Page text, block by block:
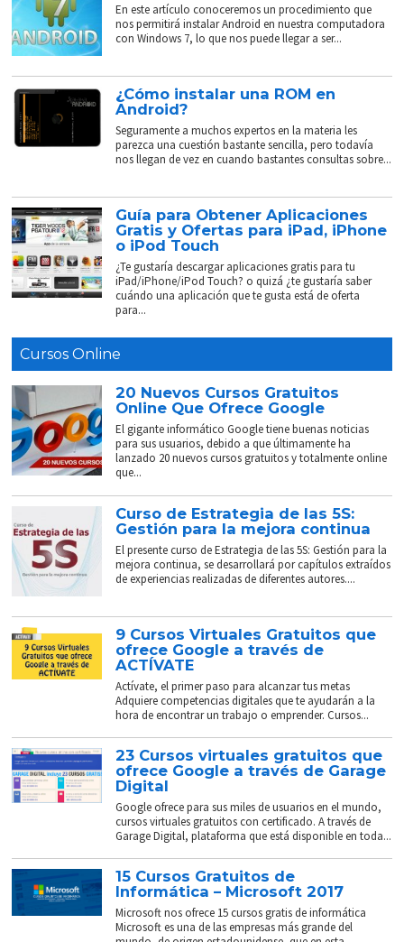
En este artículo conoceremos un procedimiento que
nos permitirá instalar Android en nuestra computadora
con Windows 7, lo que nos puede llegar a ser...
¿Cómo instalar una ROM en
Android?
Seguramente a muchos expertos en la materia les
parezca una cuestión bastante sencilla, pero todavía
nos llegan de vez en cuando bastantes consultas sobre...
Guía para Obtener Aplicaciones
Gratis y Ofertas para iPad, iPhone
o iPod Touch
¿Te gustaría descargar aplicaciones gratis para tu
iPad/iPhone/iPod Touch? o quizá ¿te gustaría saber
cuándo una aplicación que te gusta está de oferta
para...
Cursos Online
20 Nuevos Cursos Gratuitos
Online Que Ofrece Google
El gigante informático Google tiene buenas noticias
para sus usuarios, debido a que últimamente ha
lanzado 20 nuevos cursos gratuitos y totalmente online
que...
Curso de Estrategia de las 5S:
Gestión para la mejora continua
El presente curso de Estrategia de las 5S: Gestión para la
mejora continua, se desarrollará por capítulos extraídos
de experiencias realizadas de diferentes autores....
9 Cursos Virtuales Gratuitos que
ofrece Google a través de
ACTÍVATE
Actívate, el primer paso para alcanzar tus metas
Adquiere competencias digitales que te ayudarán a la
hora de encontrar un trabajo o emprender. Cursos...
23 Cursos virtuales gratuitos que
ofrece Google a través de Garage
Digital
Google ofrece para sus miles de usuarios en el mundo,
cursos virtuales gratuitos con certificado. A través de
Garage Digital, plataforma que está disponible en toda...
15 Cursos Gratuitos de
Informática – Microsoft 2017
Microsoft nos ofrece 15 cursos gratis de informática
Microsoft es una de las empresas más grande del